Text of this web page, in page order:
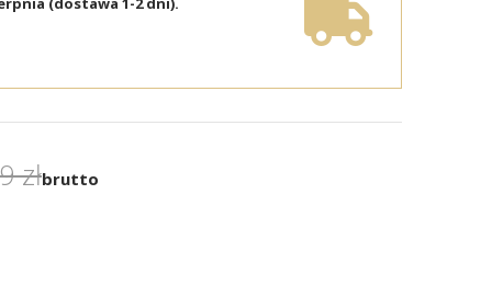
złbrutto